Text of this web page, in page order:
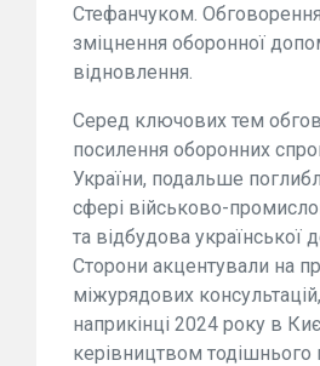
Стефанчуком.
зміцнення оборонної
відновлення.
Серед ключових тем
посилення оборонних
України, подальше
сфері військово-
та відбудова української
Сторони акцентували на
міжурядових
наприкінці 2024 року в
керівництвом тодішнього